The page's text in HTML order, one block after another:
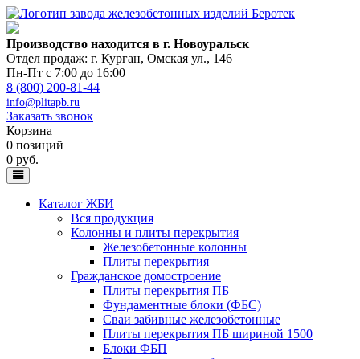
Производство находится в г. Новоуральск
Отдел продаж: г. Курган, Омская ул., 146
Пн-Пт с 7:00 до 16:00
8 (800) 200-81-44
info@plitapb.ru
Заказать звонок
Корзина
0 позиций
0 руб.
Каталог ЖБИ
Вся продукция
Колонны и плиты перекрытия
Железобетонные колонны
Плиты перекрытия
Гражданское домостроение
Плиты перекрытия ПБ
Фундаментные блоки (ФБС)
Сваи забивные железобетонные
Плиты перекрытия ПБ шириной 1500
Блоки ФБП